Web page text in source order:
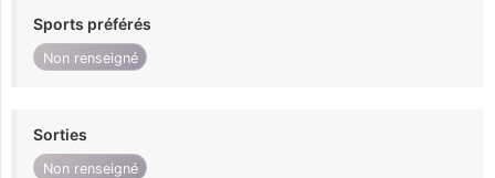
Sports préférés
Non renseigné
Sorties
Non renseigné